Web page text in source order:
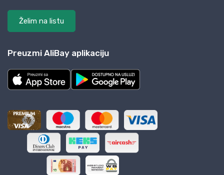
Želim na listu
Preuzmi AliBay aplikaciju